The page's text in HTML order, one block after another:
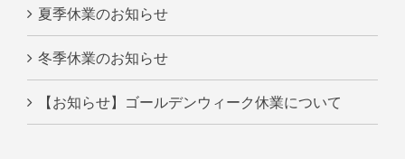
夏季休業のお知らせ
冬季休業のお知らせ
【お知らせ】ゴールデンウィーク休業について